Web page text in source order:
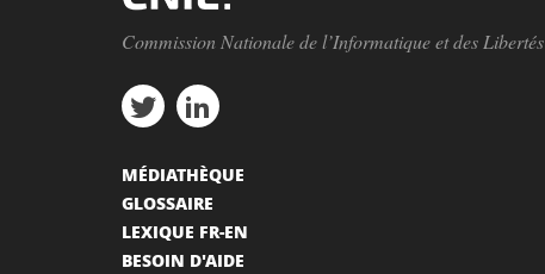
Commission Nationale de l’Informatique et des Libertés
MÉDIATHÈQUE
GLOSSAIRE
LEXIQUE FR-EN
BESOIN D'AIDE